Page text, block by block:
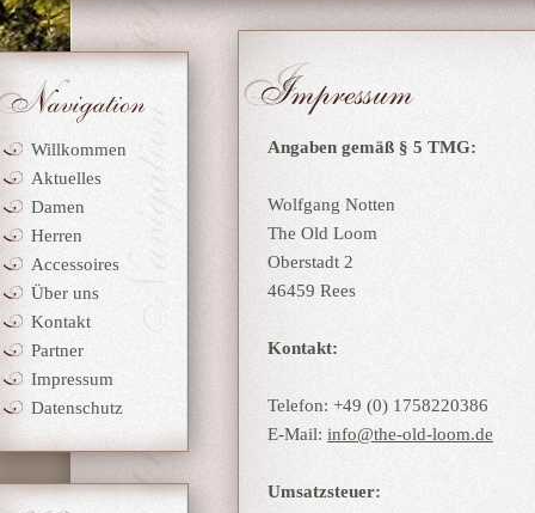
Angaben gemäß § 5 TMG:
Wolfgang Notten
The Old Loom
Oberstadt 2
46459 Rees
Kontakt:
Telefon: +49 (0) 1758220386
E-Mail: info@the-old-loom.de
Umsatzsteuer:
Willkommen
Aktuelles
Damen
Herren
Accessoires
Über uns
Kontakt
Partner
Impressum
Datenschutz